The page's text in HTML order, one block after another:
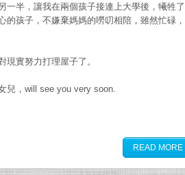
一半，讓我在兩個孩子接連上大學後，犧牲了
孩子，不嫌棄媽媽的嘮叨相陪，雖然忙碌，
實努力打理屋子了。
兒，will see you very soon.
READ MORE